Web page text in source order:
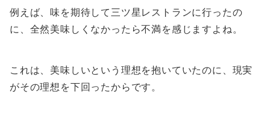
例えば、味を期待して三ツ星レストランに行ったの
に、全然美味しくなかったら不満を感じますよね。
これは、美味しいという理想を抱いていたのに、現実
がその理想を下回ったからです。